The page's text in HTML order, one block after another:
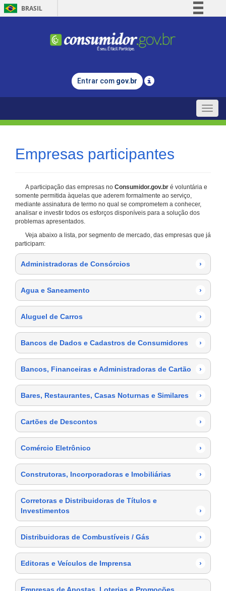
BRASIL
Comunica BR
Legislação
Entrar com gov.br
Toggle
Empresas participantes
A participação das empresas no Consumidor.gov.br é voluntária e
somente permitida àquelas que aderem formalmente ao serviço,
mediante assinatura de termo no qual se comprometem a conhecer,
analisar e investir todos os esforços disponíveis para a solução dos
problemas apresentados.
Veja abaixo a lista, por segmento de mercado, das empresas que já
participam:
Administradoras de Consórcios ›
Agua e Saneamento ›
Aluguel de Carros ›
Bancos de Dados e Cadastros de Consumidores ›
Bancos, Financeiras e Administradoras de Cartão ›
Bares, Restaurantes, Casas Noturnas e Similares ›
Cartões de Descontos ›
Comércio Eletrônico ›
Construtoras, Incorporadoras e Imobiliárias ›
Corretoras e Distribuidoras de Títulos e
Investimentos
›
Distribuidoras de Combustíveis / Gás ›
Editoras e Veículos de Imprensa ›